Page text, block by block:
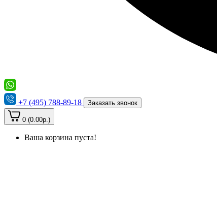
+7 (495) 788-89-18 Заказать звонок
0 (0.00р.)
Ваша корзина пуста!